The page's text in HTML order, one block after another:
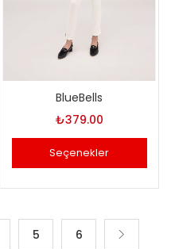
BlueBells
₺379.00
Seçenekler
birden
fazla
5 6